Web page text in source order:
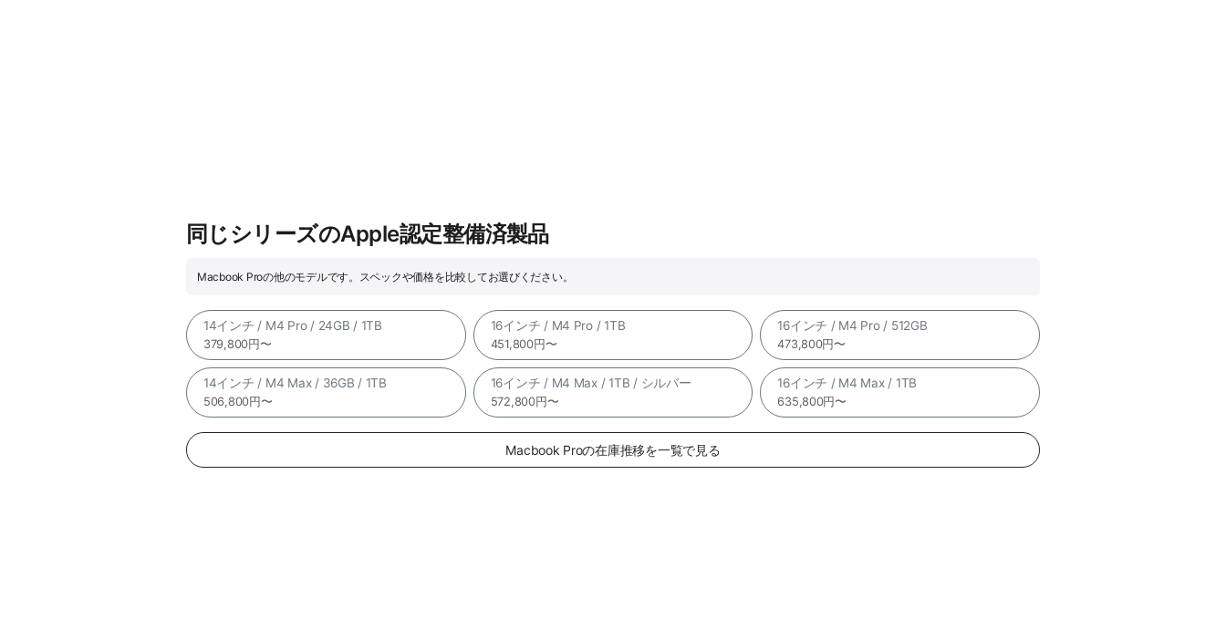
同じシリーズのApple認定整備済製品
Macbook Proの他のモデルです。スペックや価格を比較してお選びください。
14インチ / M4 Pro / 24GB / 1TB
379,800円〜
16インチ / M4 Pro / 1TB
451,800円〜
16インチ / M4 Pro / 512GB
473,800円〜
14インチ / M4 Max / 36GB / 1TB
506,800円〜
16インチ / M4 Max / 1TB / シルバー
572,800円〜
16インチ / M4 Max / 1TB
635,800円〜
Macbook Proの在庫推移を一覧で見る